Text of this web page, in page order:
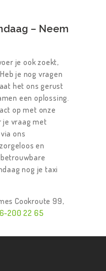
– Neem
je ook zoekt,
je nog vragen
het ons gerust
een oplossing.
op met onze
je vraag met
ons
en
nog je taxi
Cookroute 99,
200 22 65